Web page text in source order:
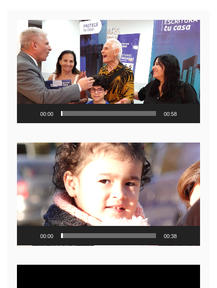
Reproductor
de
video
00:00 00:58
Reproductor
de
video
00:00 00:38